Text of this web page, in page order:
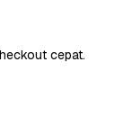
cepat.